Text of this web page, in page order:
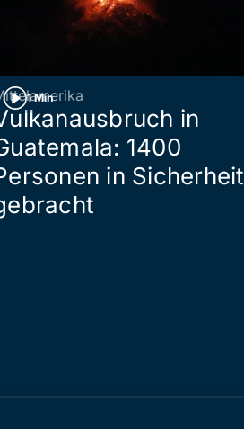
1 Min
in
1400
in Sicherheit